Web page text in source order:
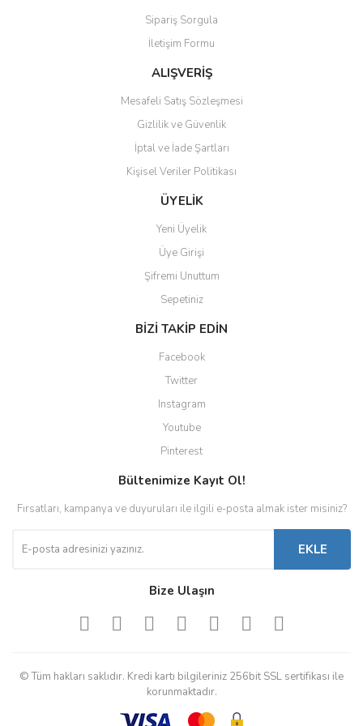
Ürün bilgilerinde hatalar bulunuyor.
Ürün fiyatı diğer sitelerden daha pahalı.
Bu ürüne benzer farklı alternatifler olmalı.
Gönder
Sipariş Sorgula
İletişim Formu
ALIŞVERİŞ
Mesafeli Satış Sözleşmesi
Gizlilik ve Güvenlik
İptal ve İade Şartları
Kişisel Veriler Politikası
ÜYELİK
Yeni Üyelik
Üye Girişi
Şifremi Unuttum
Sepetiniz
BİZİ TAKİP EDİN
Facebook
Twitter
Instagram
Youtube
Pinterest
Bültenimize Kayıt Ol!
Fırsatları, kampanya ve duyuruları ile ilgili e-posta almak ister misiniz?
EKLE
Bize Ulaşın
© Tüm hakları saklıdır. Kredi kartı bilgileriniz 256bit SSL sertifikası ile
korunmaktadır.